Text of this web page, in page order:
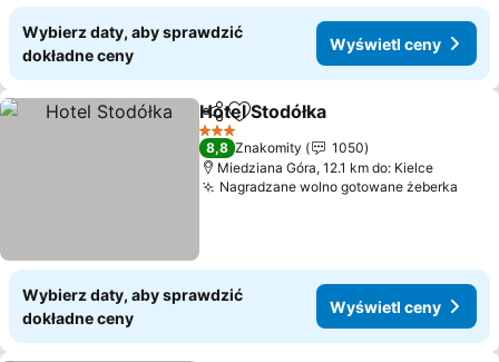
Wybierz daty, aby sprawdzić
dokładne ceny
Wyświetl ceny
Udostępnij
Dodaj do ulubionych
Hotel Stodółka
3 Kategoria
8,8 Znakomity
1050
Miedziana Góra, 12.1 km do: Kielce
Nagradzane wolno gotowane żeberka
Wybierz daty, aby sprawdzić
dokładne ceny
Wyświetl ceny